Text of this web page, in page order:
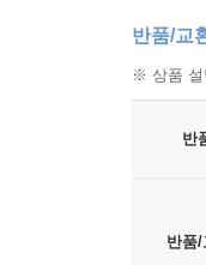
반품/교
※ 상품 설
반
반품